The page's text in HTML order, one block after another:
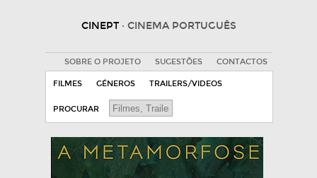
CINEPT · CINEMA PORTUGUÊS
SOBRE O PROJETO SUGESTÕES CONTACTOS
FILMES GÉNEROS TRAILERS/VIDEOS
PROCURAR